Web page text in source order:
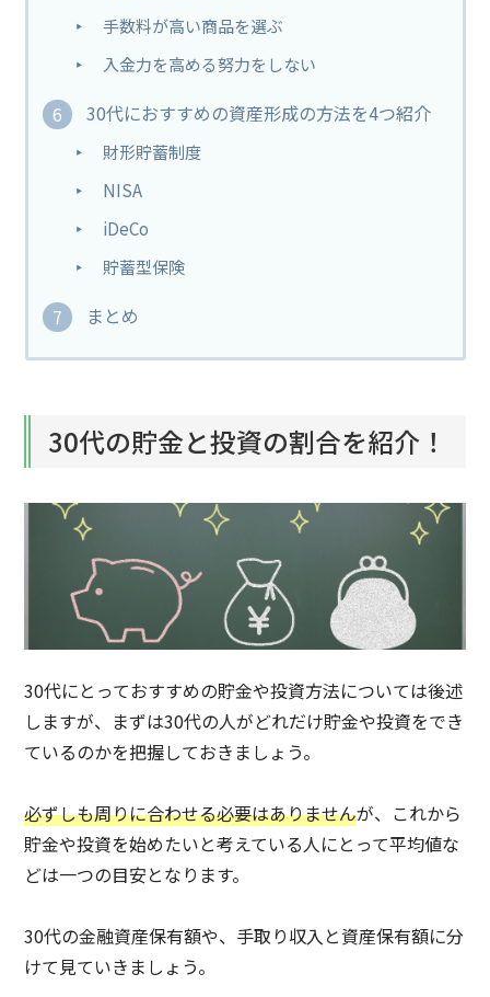
手数料が高い商品を選ぶ
入金力を高める努力をしない
30代におすすめの資産形成の方法を4つ紹介
財形貯蓄制度
NISA
iDeCo
貯蓄型保険
まとめ
30代の貯金と投資の割合を紹介！
30代にとっておすすめの貯金や投資方法については後述
しますが、まずは30代の人がどれだけ貯金や投資をでき
ているのかを把握しておきましょう。
必ずしも周りに合わせる必要はありませんが、これから
貯金や投資を始めたいと考えている人にとって平均値な
どは一つの目安となります。
30代の金融資産保有額や、手取り収入と資産保有額に分
けて見ていきましょう。